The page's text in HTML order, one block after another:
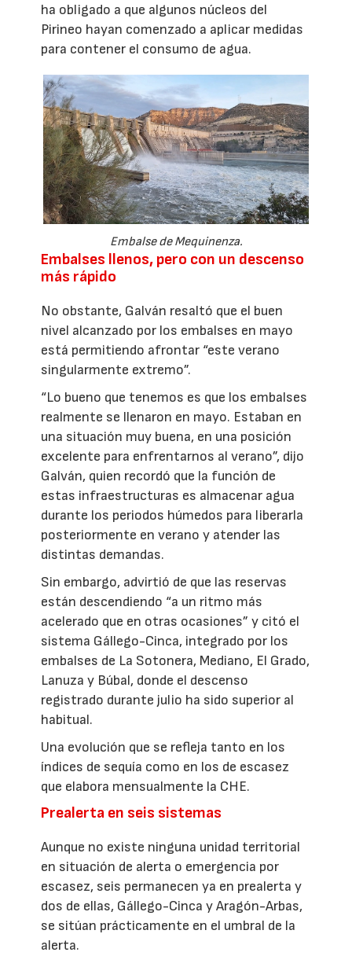
ha obligado a que algunos núcleos del
Pirineo hayan comenzado a aplicar medidas
para contener el consumo de agua.
Embalse de Mequinenza.
Embalses llenos, pero con un descenso
más rápido
No obstante, Galván resaltó que el buen
nivel alcanzado por los embalses en mayo
está permitiendo afrontar “este verano
singularmente extremo”.
“Lo bueno que tenemos es que los embalses
realmente se llenaron en mayo. Estaban en
una situación muy buena, en una posición
excelente para enfrentarnos al verano”, dijo
Galván, quien recordó que la función de
estas infraestructuras es almacenar agua
durante los periodos húmedos para liberarla
posteriormente en verano y atender las
distintas demandas.
Sin embargo, advirtió de que las reservas
están descendiendo “a un ritmo más
acelerado que en otras ocasiones” y citó el
sistema Gállego-Cinca, integrado por los
embalses de La Sotonera, Mediano, El Grado,
Lanuza y Búbal, donde el descenso
registrado durante julio ha sido superior al
habitual.
Una evolución que se refleja tanto en los
índices de sequía como en los de escasez
que elabora mensualmente la CHE.
Prealerta en seis sistemas
Aunque no existe ninguna unidad territorial
en situación de alerta o emergencia por
escasez, seis permanecen ya en prealerta y
dos de ellas, Gállego-Cinca y Aragón-Arbas,
se sitúan prácticamente en el umbral de la
alerta.